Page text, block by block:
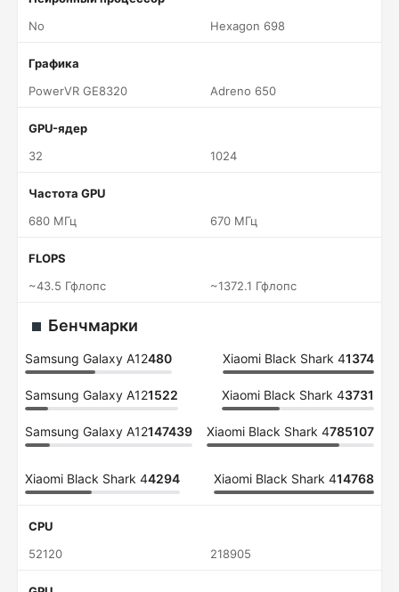
No
Hexagon 698
Графика
PowerVR GE8320
Adreno 650
GPU-ядер
32
1024
Частота GPU
680 МГц
670 МГц
FLOPS
~43.5 Гфлопс
~1372.1 Гфлопс
Бенчмарки
Samsung Galaxy A12480 Xiaomi Black Shark 41374
Samsung Galaxy A121522 Xiaomi Black Shark 43731
Samsung Galaxy A12147439 Xiaomi Black Shark 4785107
Xiaomi Black Shark 44294 Xiaomi Black Shark 414768
CPU
52120
218905